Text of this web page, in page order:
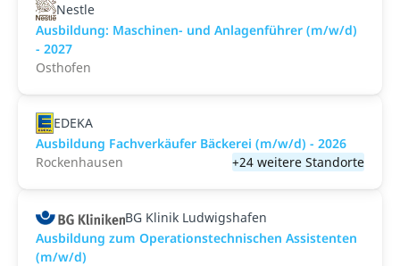
Nestle
Ausbildung: Maschinen- und Anlagenführer (m/w/d)
- 2027
Osthofen
EDEKA
Ausbildung Fachverkäufer Bäckerei (m/w/d) - 2026
Rockenhausen
+24 weitere Standorte
BG Klinik Ludwigshafen
Ausbildung zum Operationstechnischen Assistenten
(m/w/d)